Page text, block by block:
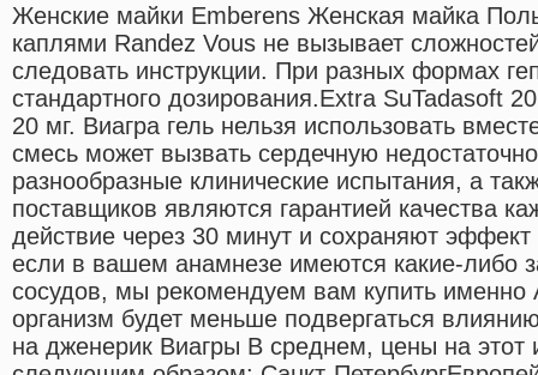
Женские майки Emberens Женская майка
каплями Randez Vous не вызывает
следовать инструкции. При разных формах
стандартного дозирования.Extra SuTadasoft
20 мг. Виагра гель нельзя использовать
смесь может вызвать сердечную
разнообразные клинические испытания, а
поставщиков являются гарантией качества
действие через 30 минут и сохраняют эффект
если в вашем анамнезе имеются какие-либо
сосудов, мы рекомендуем вам купить
организм будет меньше подвергаться
на дженерик Виагры В среднем, цены на этот